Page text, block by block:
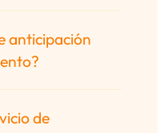
anticipación
de